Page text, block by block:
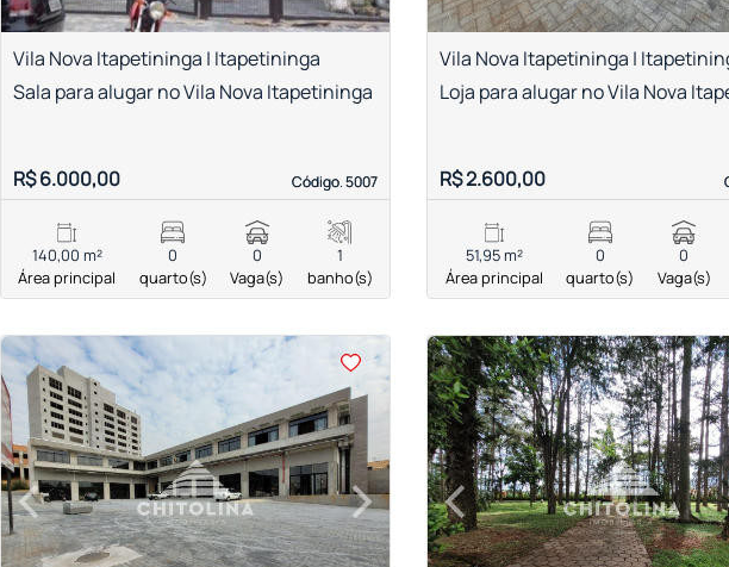
Vila Nova Itapetininga | Itapetininga
Código. 5007
Código. 5007
Sala para alugar no Vila Nova Itapetininga
R$ 6.000,00
140,00 m²
Área principal
0
quarto(s)
0
Vaga(s)
1
banho(s)
Vila Nova Itapetininga |
Loja para alugar no Vila Nova
R$ 2.600,00
51,95 m²
Área principal
0
quarto(s)
0
Vaga(s)
<
‹Previous ›
Next
<<<<
‹Previous